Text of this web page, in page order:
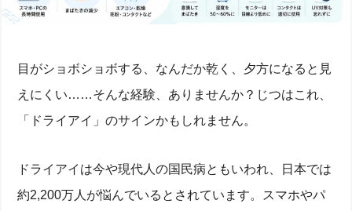
目がショボショボする、なんだか乾く、夕方になると見
えにくい……そんな経験、ありませんか？じつはこれ、
「ドライアイ」のサインかもしれません。
ドライアイは今や現代人の国民病ともいわれ、日本では
約2,200万人が悩んでいるとされています。スマホやパ